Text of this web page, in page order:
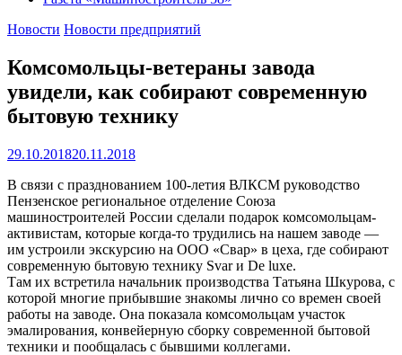
Новости Новости предприятий
Комсомольцы-ветераны завода
увидели, как собирают современную
бытовую технику
29.10.201820.11.2018
В связи с празднованием 100-летия ВЛКСМ руководство
Пензенское региональное отделение Союза
машиностроителей России сделали подарок комсомольцам-
активистам, которые когда-то трудились на нашем заводе —
им устроили экскурсию на ООО «Свар» в цеха, где собирают
современную бытовую технику Svar и De luxe.
Там их встретила начальник производства Татьяна Шкурова, с
которой многие прибывшие знакомы лично со времен своей
работы на заводе. Она показала комсомольцам участок
эмалирования, конвейерную сборку современной бытовой
техники и пообщалась с бывшими коллегами.